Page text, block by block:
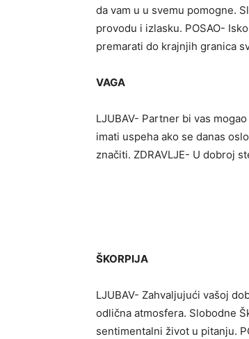
da vam u u svemu pomogne.
provodu i izlasku. POSAO-
premarati do krajnjih granica
VAGA
LJUBAV- Partner bi vas
imati uspeha ako se danas
značiti. ZDRAVLJE- U dobroj
ŠKORPIJA
LJUBAV- Zahvaljujući vašoj
odlična atmosfera. Slobodne
sentimentalni život u pitanju.